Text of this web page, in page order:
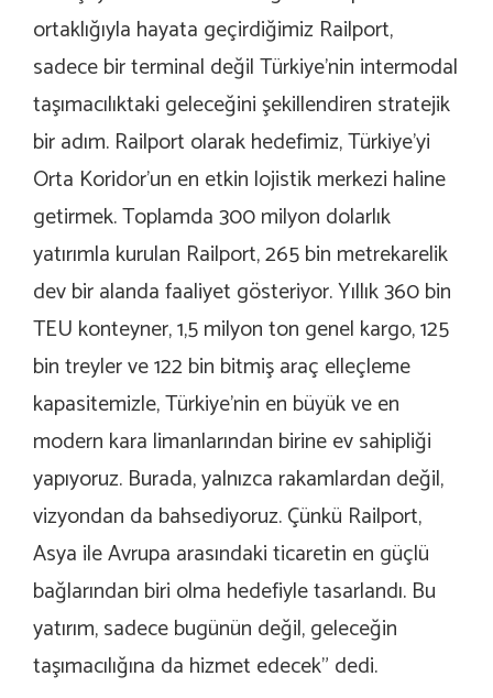
ortaklığıyla hayata geçirdiğimiz Railport,
sadece bir terminal değil Türkiye’nin intermodal
taşımacılıktaki geleceğini şekillendiren stratejik
bir adım. Railport olarak hedefimiz, Türkiye’yi
Orta Koridor’un en etkin lojistik merkezi haline
getirmek. Toplamda 300 milyon dolarlık
yatırımla kurulan Railport, 265 bin metrekarelik
dev bir alanda faaliyet gösteriyor. Yıllık 360 bin
TEU konteyner, 1,5 milyon ton genel kargo, 125
bin treyler ve 122 bin bitmiş araç elleçleme
kapasitemizle, Türkiye’nin en büyük ve en
modern kara limanlarından birine ev sahipliği
yapıyoruz. Burada, yalnızca rakamlardan değil,
vizyondan da bahsediyoruz. Çünkü Railport,
Asya ile Avrupa arasındaki ticaretin en güçlü
bağlarından biri olma hedefiyle tasarlandı. Bu
yatırım, sadece bugünün değil, geleceğin
taşımacılığına da hizmet edecek” dedi.